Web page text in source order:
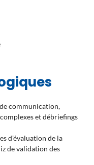
communication,
et débriefings
d’évaluation de la
de validation des